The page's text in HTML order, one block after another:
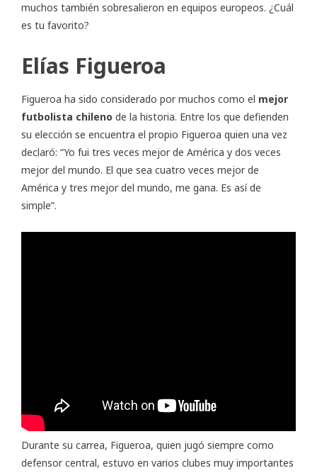
muchos también sobresalieron en equipos europeos. ¿Cuál
es tu favorito?
Elías Figueroa
Figueroa ha sido considerado por muchos como el mejor
futbolista chileno de la historia. Entre los que defienden
su elección se encuentra el propio Figueroa quien una vez
declaró: “Yo fui tres veces mejor de América y dos veces
mejor del mundo. El que sea cuatro veces mejor de
América y tres mejor del mundo, me gana. Es así de
simple”.
Durante su carrea, Figueroa, quien jugó siempre como
defensor central, estuvo en varios clubes muy importantes